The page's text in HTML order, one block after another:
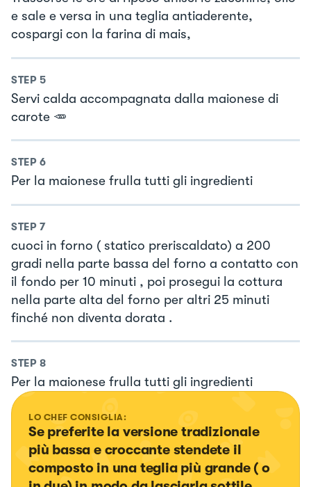
e sale e versa in una teglia antiaderente,
cospargi con la farina di mais,
STEP 5
Servi calda accompagnata dalla maionese di
carote 🥕
STEP 6
Per la maionese frulla tutti gli ingredienti
STEP 7
cuoci in forno ( statico preriscaldato) a 200
gradi nella parte bassa del forno a contatto con
il fondo per 10 minuti , poi prosegui la cottura
nella parte alta del forno per altri 25 minuti
finché non diventa dorata .
STEP 8
Per la maionese frulla tutti gli ingredienti
LO CHEF CONSIGLIA:
Se preferite la versione tradizionale
più bassa e croccante stendete il
composto in una teglia più grande ( o